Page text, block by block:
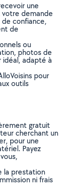
une
demande
confiance,
de
ou
photos de
idéal, adapté à
pour
outils
gratuit
cherchant un
pour une
Payez
la prestation
ni frais